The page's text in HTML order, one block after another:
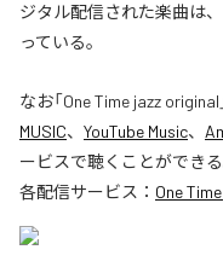
ジタル配信された楽曲は、
っている。
なお「One Time jazz original
MUSIC、 YouTube Music、
ービスで聴くことができる
各配信サービス： One